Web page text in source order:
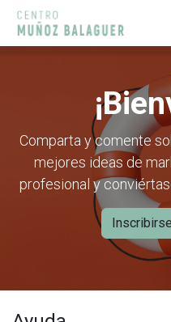
Ir al contenido
Comparta y comente
mejores ideas de
profesional y
Inscribirse